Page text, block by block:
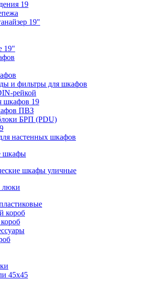
19
19"
19"
и фильтры для шкафов
рейкой
шкафов 19
ПВЗ
БРП (PDU)
настенных шкафов
шкафы
шкафы уличные
люки
короб
45х45